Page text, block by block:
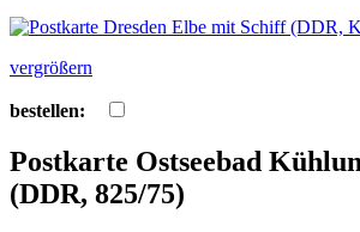
vergrößern
bestellen:
Postkarte Ostseebad
(DDR, 825/75)